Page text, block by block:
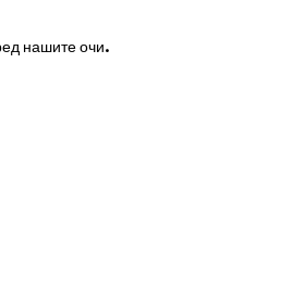
нашите очи.